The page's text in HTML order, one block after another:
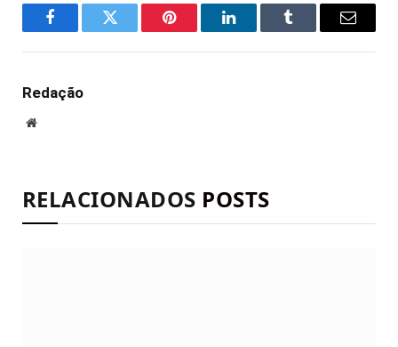
FacebookTwitter Pinterest LinkedInTumblr
E-
Redação
Site
RELACIONADOS POSTS